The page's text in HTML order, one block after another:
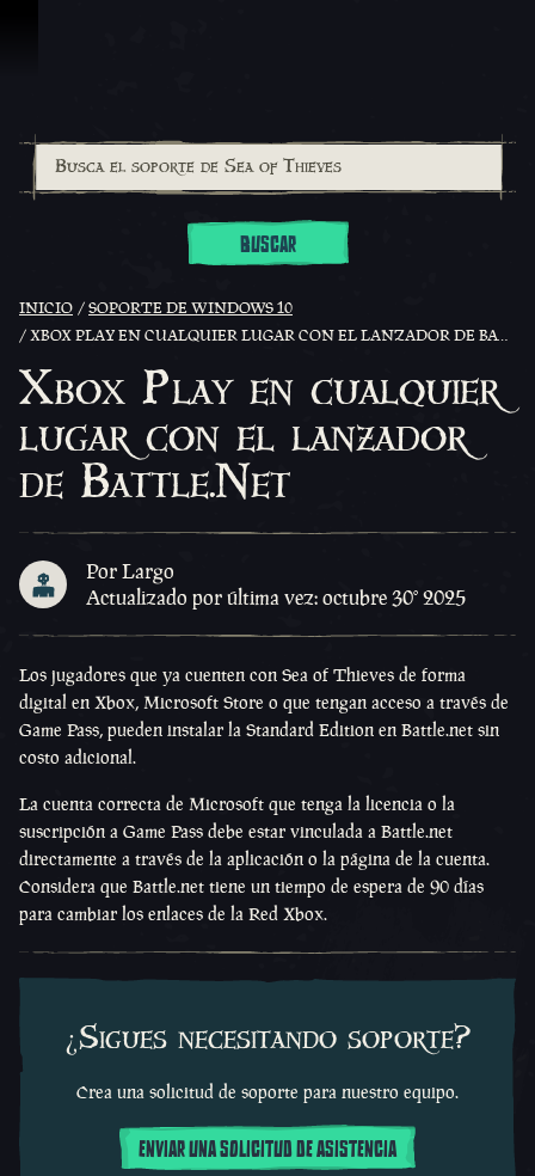
BUSCAR
INICIO
SOPORTE DE WINDOWS 10
XBOX PLAY EN CUALQUIER LUGAR CON EL LANZADOR DE BATTLE.NET
Xbox Play en cualquier
lugar con el lanzador
de Battle.Net
Por Largo
Actualizado por última vez: octubre 30º 2025
Los jugadores que ya cuenten con Sea of Thieves de forma
digital en Xbox, Microsoft Store o que tengan acceso a través de
Game Pass, pueden instalar la Standard Edition en Battle.net sin
costo adicional.
La cuenta correcta de Microsoft que tenga la licencia o la
suscripción a Game Pass debe estar vinculada a Battle.net
directamente a través de la aplicación o la página de la cuenta.
Considera que Battle.net tiene un tiempo de espera de 90 días
para cambiar los enlaces de la Red Xbox.
¿Sigues necesitando soporte?
Crea una solicitud de soporte para nuestro equipo.
ENVIAR UNA SOLICITUD DE ASISTENCIA